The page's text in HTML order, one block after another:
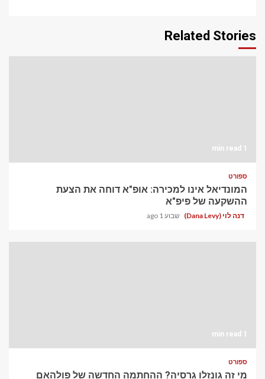
Related Stories
1 min read
ספורט
המונדיאל אינו למכירה: אופ"א דוחה את הצעת
ההשקעה של פיפ"א
דנה לוי (Dana Levy) שבוע 1 ago
1 min read
ספורט
מי זה גונזלו גרסיה? ההחתמה החדשה של פולהאם